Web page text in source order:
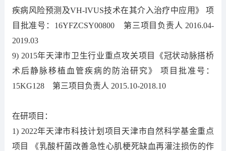
疾病风险预测及VH-IVUS技术在其介入治疗中应用》 项
目批准号：16YFZCSY00800 第三项目负责人 2016.04-
2019.03
9) 2015年天津市卫生行业重点攻关项目《冠状动脉搭桥
术后静脉移植血管疾病的防治研究》 项目批准号：
15KG128 第三项目负责人 2015.10-2018.10
在研项目：
1) 2022年天津市科技计划项目天津市自然科学基金重点
项目 《乳酸杆菌改善急性心肌梗死缺血再灌注损伤的作